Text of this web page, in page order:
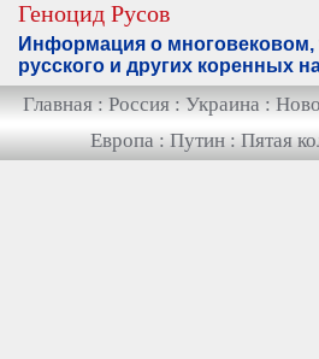
Геноцид Русов
Информация о многовековом,
русского и других коренных
Главная : Россия : Украина :
Европа : Путин : Пятая